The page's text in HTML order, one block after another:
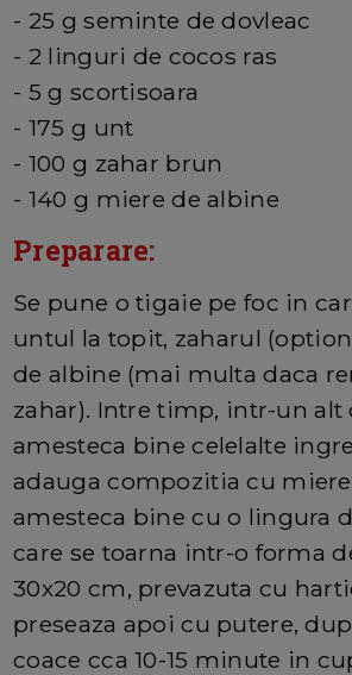
- 25 g seminte de dovleac
- 2 linguri de cocos ras
- 5 g scortisoara
- 175 g unt
- 100 g zahar brun
- 140 g miere de albine
Preparare:
Se pune o tigaie pe foc in
untul la topit, zaharul
de albine (mai multa daca
zahar). Intre timp, intr-un alt
amesteca bine celelalte
adauga compozitia cu miere
amesteca bine cu o lingura
care se toarna intr-o forma
30x20 cm, prevazuta cu
preseaza apoi cu putere,
coace cca 10-15 minute in